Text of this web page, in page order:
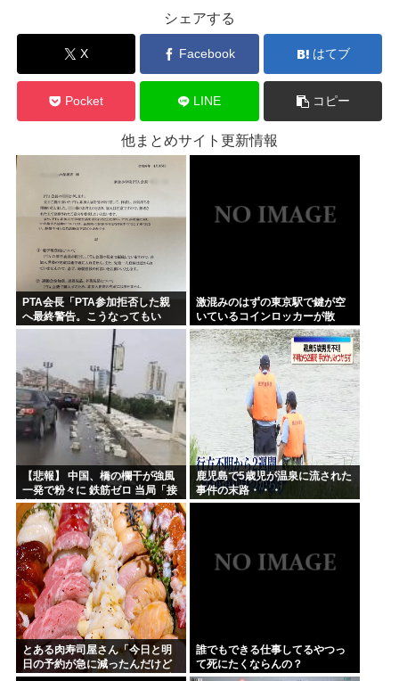
シェアする
X Facebook はてブ
Pocket LINE コピー
他まとめサイト更新情報
PTA会長「PTA参加拒否した親
へ最終警告。こうなってもい
い？」
激混みのはずの東京駅で鍵が空
いているコインロッカーが散
見、「ラッキー」と思って中を
確認してみると……
【悲報】 中国、橋の欄干が強風
一発で粉々に 鉄筋ゼロ 当局「接
着剤でくっつけただけ」「正常
で、品質問題はない」
鹿児島で5歳児が温泉に流された
事件の末路・・・
とある肉寿司屋さん「今日と明
日の予約が急に減ったんだけど
なんで！？」 → 最悪の原因が判
誰でもできる仕事してるやつっ
て死にたくならんの？